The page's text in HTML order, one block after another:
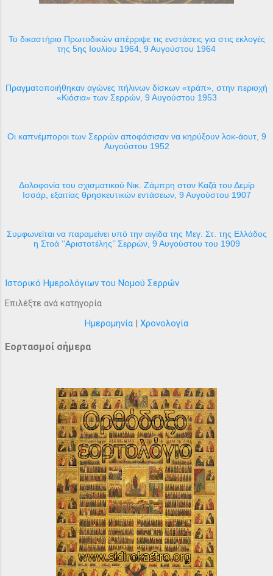
Το δικαστήριο Πρωτοδικών απέρριψε τις ενστάσεις για στις εκλογές
της 5ης Ιουλίου 1964, 9 Αυγούστου 1964
Πραγματοποιήθηκαν αγώνες πήλινων δίσκων «τράπ», στην περιοχή
«Κιόσια» των Σερρών, 9 Αυγούστου 1953
Οι καπνέμποροι των Σερρών αποφάσισαν να κηρύξουν λοκ-άουτ, 9
Αυγούστου 1952
Δολοφονία του σχισματικού Νικ. Ζάμπρη στον Καζά του Δεμίρ
Ισσάρ, εξαιτίας θρησκευτικών εντάσεων, 9 Αυγούστου 1907
Συμφωνείται να παραμείνει υπό την αιγίδα της Μεγ. Στ. της Ελλάδος
η Στοά ‘‘Αριστοτέλης’’ Σερρών, 9 Αυγούστου του 1909
Ιστορικό Ημερολόγιων του Νομού Σερρών
Επιλέξτε ανά κατηγορία
Ημερομηνία | Χρονολογία
Εορτασμοί σήμερα